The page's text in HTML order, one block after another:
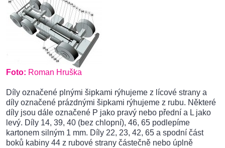
Foto: Roman Hruška
Díly označené plnými šipkami rýhujeme z lícové strany a
díly označené prázdnými šipkami rýhujeme z rubu. Některé
díly jsou dále označené P jako pravý nebo přední a L jako
levý. Díly 14, 39, 40 (bez chlopní), 46, 65 podlepíme
kartonem silným 1 mm. Díly 22, 23, 42, 65 a spodní část
boků kabiny 44 z rubové strany částečně nebo úplně